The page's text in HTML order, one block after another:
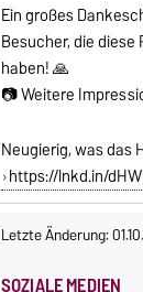
Ein großes
Besucher, die
haben! 🙏
📷 Weitere
Neugierig, was das
https://lnkd.in/
Letzte Änderung:
SOZIALE MEDIEN